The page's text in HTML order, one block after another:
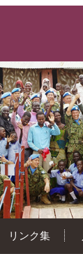
リンク集